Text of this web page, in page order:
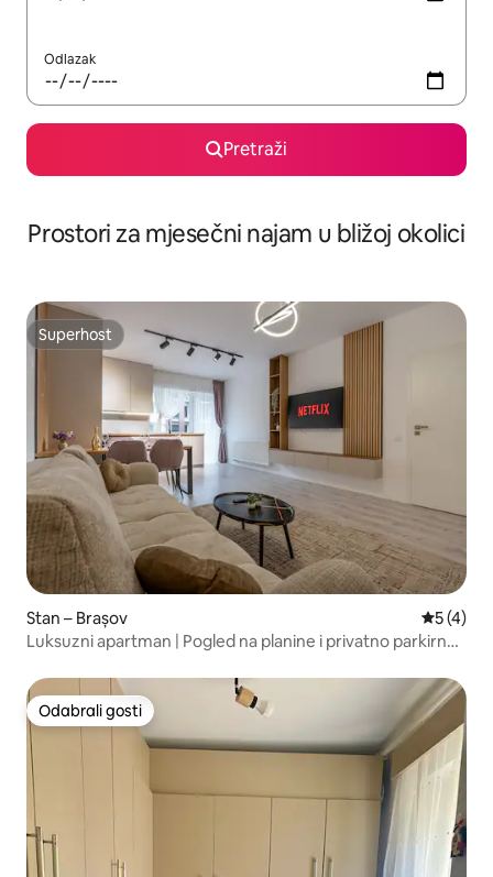
Odlazak
Pretraži
Prostori za mjesečni najam u bližoj okolici
Superhost
Superhost
Stan – Brașov
5 (4)
Luksuzni apartman | Pogled na planine i privatno parkirno
Odabrali gosti
Odabrali gosti